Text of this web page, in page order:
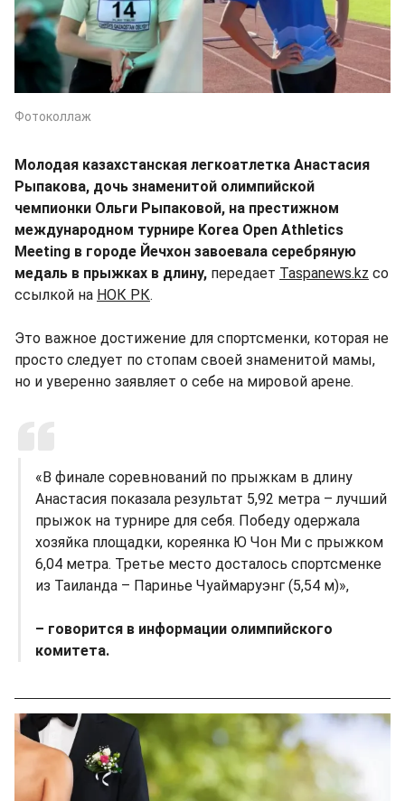
Фотоколлаж
Молодая казахстанская легкоатлетка Анастасия
Рыпакова, дочь знаменитой олимпийской
чемпионки Ольги Рыпаковой, на престижном
международном турнире Korea Open Athletics
Meeting в городе Йечхон завоевала серебряную
медаль в прыжках в длину, передает Taspanews.kz со
ссылкой на НОК РК.
Это важное достижение для спортсменки, которая не
просто следует по стопам своей знаменитой мамы,
но и уверенно заявляет о себе на мировой арене.
«В финале соревнований по прыжкам в длину
Анастасия показала результат 5,92 метра – лучший
прыжок на турнире для себя. Победу одержала
хозяйка площадки, кореянка Ю Чон Ми с прыжком
6,04 метра. Третье место досталось спортсменке
из Таиланда – Паринье Чуаймаруэнг (5,54 м)»,
– говорится в информации олимпийского
комитета.